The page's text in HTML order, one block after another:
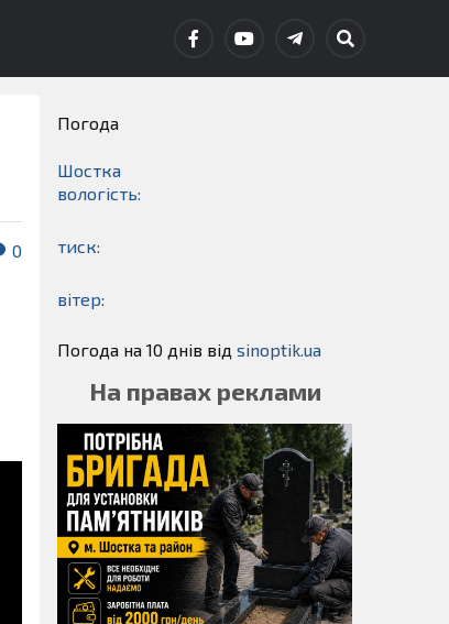
0
Погода
Шостка
вологість:
тиск:
вітер:
Погода на 10 днів від sinoptik.ua
На правах реклами